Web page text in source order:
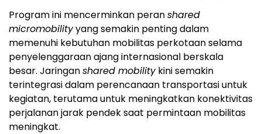
Program ini mencerminkan peranshared
micromobilityyang semakin penting dalam
memenuhi kebutuhan mobilitas perkotaan selama
penyelenggaraan ajang internasional berskala
besar. Jaringanshared mobilitykini semakin
terintegrasi dalam perencanaan transportasi untuk
kegiatan, terutama untuk meningkatkan konektivitas
perjalanan jarak pendek saat permintaan mobilitas
meningkat.